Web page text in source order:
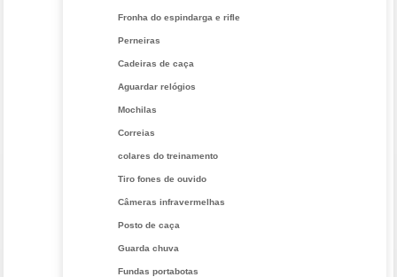
Fronha do espindarga e rifle
Perneiras
Cadeiras de caça
Aguardar relógios
Mochilas
Correias
colares do treinamento
Tiro fones de ouvido
Câmeras infravermelhas
Posto de caça
Guarda chuva
Fundas portabotas